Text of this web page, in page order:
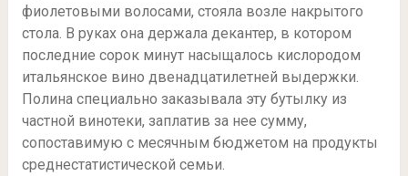
фиолетовыми волосами, стояла возле накрытого
стола. В руках она держала декантер, в котором
последние сорок минут насыщалось кислородом
итальянское вино двенадцатилетней выдержки.
Полина специально заказывала эту бутылку из
частной винотеки, заплатив за нее сумму,
сопоставимую с месячным бюджетом на продукты
среднестатистической семьи.